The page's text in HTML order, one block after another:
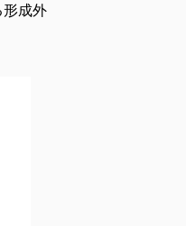
形成外